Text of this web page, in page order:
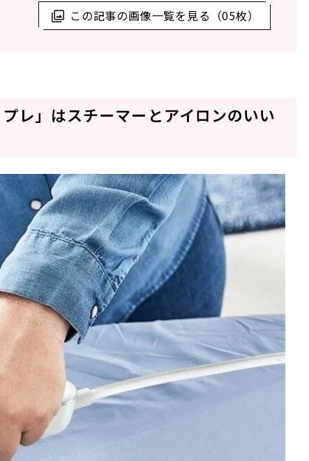
この記事の画像一覧を見る（05枚）
レ」はスチーマーとアイロンのいい